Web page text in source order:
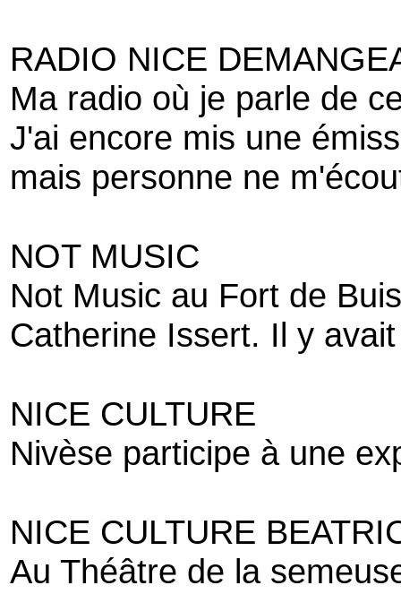
RADIO NICE
Ma radio où je parle de
J'ai encore mis une
mais personne ne
NOT MUSIC
Not Music au Fort de
Catherine Issert. Il y
NICE CULTURE
Nivèse participe à une
NICE CULTURE
Au Théâtre de la